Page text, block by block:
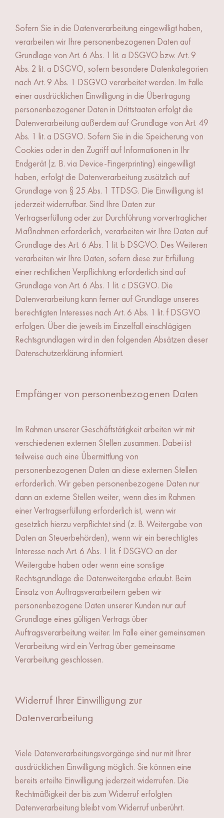
Sofern Sie in die Datenverarbeitung eingewilligt haben,
verarbeiten wir Ihre personenbezogenen Daten auf
Grundlage von Art. 6 Abs. 1 lit. a DSGVO bzw. Art. 9
Abs. 2 lit. a DSGVO, sofern besondere Datenkategorien
nach Art. 9 Abs. 1 DSGVO verarbeitet werden. Im Falle
einer ausdrücklichen Einwilligung in die Übertragung
personenbezogener Daten in Drittstaaten erfolgt die
Datenverarbeitung außerdem auf Grundlage von Art. 49
Abs. 1 lit. a DSGVO. Sofern Sie in die Speicherung von
Cookies oder in den Zugriff auf Informationen in Ihr
Endgerät (z. B. via Device-Fingerprinting) eingewilligt
haben, erfolgt die Datenverarbeitung zusätzlich auf
Grundlage von § 25 Abs. 1 TTDSG. Die Einwilligung ist
jederzeit widerrufbar. Sind Ihre Daten zur
Vertragserfüllung oder zur Durchführung vorvertraglicher
Maßnahmen erforderlich, verarbeiten wir Ihre Daten auf
Grundlage des Art. 6 Abs. 1 lit. b DSGVO. Des Weiteren
verarbeiten wir Ihre Daten, sofern diese zur Erfüllung
einer rechtlichen Verpflichtung erforderlich sind auf
Grundlage von Art. 6 Abs. 1 lit. c DSGVO. Die
Datenverarbeitung kann ferner auf Grundlage unseres
berechtigten Interesses nach Art. 6 Abs. 1 lit. f DSGVO
erfolgen. Über die jeweils im Einzelfall einschlägigen
Rechtsgrundlagen wird in den folgenden Absätzen dieser
Datenschutzerklärung informiert.
Empfänger von personenbezogenen Daten
Im Rahmen unserer Geschäftstätigkeit arbeiten wir mit
verschiedenen externen Stellen zusammen. Dabei ist
teilweise auch eine Übermittlung von
personenbezogenen Daten an diese externen Stellen
erforderlich. Wir geben personenbezogene Daten nur
dann an externe Stellen weiter, wenn dies im Rahmen
einer Vertragserfüllung erforderlich ist, wenn wir
gesetzlich hierzu verpflichtet sind (z. B. Weitergabe von
Daten an Steuerbehörden), wenn wir ein berechtigtes
Interesse nach Art. 6 Abs. 1 lit. f DSGVO an der
Weitergabe haben oder wenn eine sonstige
Rechtsgrundlage die Datenweitergabe erlaubt. Beim
Einsatz von Auftragsverarbeitern geben wir
personenbezogene Daten unserer Kunden nur auf
Grundlage eines gültigen Vertrags über
Auftragsverarbeitung weiter. Im Falle einer gemeinsamen
Verarbeitung wird ein Vertrag über gemeinsame
Verarbeitung geschlossen.
Widerruf Ihrer Einwilligung zur
Datenverarbeitung
Viele Datenverarbeitungsvorgänge sind nur mit Ihrer
ausdrücklichen Einwilligung möglich. Sie können eine
bereits erteilte Einwilligung jederzeit widerrufen. Die
Rechtmäßigkeit der bis zum Widerruf erfolgten
Datenverarbeitung bleibt vom Widerruf unberührt.